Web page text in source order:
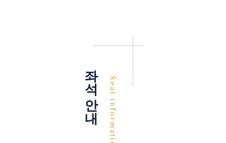
Seat information
좌석 안내